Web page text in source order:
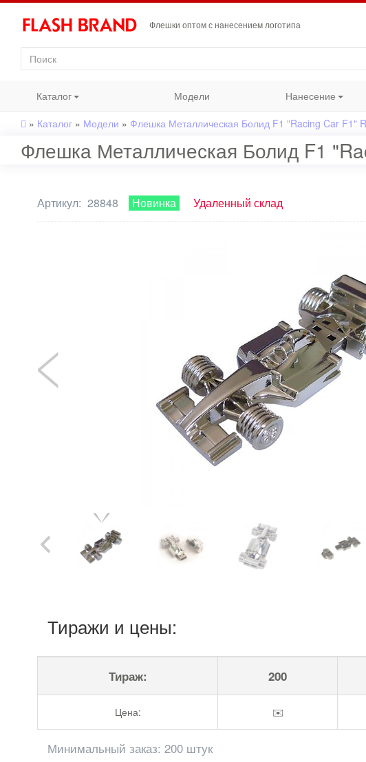
Флешки оптом с нанесением логотипа
Каталог Модели Нанесение
» Каталог » Модели » Флешка Металлическая Болид F1 "Racing Car F1"
Флешка Металлическая Болид F1
Артикул: 28848 Новинка Удаленный склад
Тиражи и цены:
Тираж: 200
Цена: ✉️
Минимальный заказ: 200 штук